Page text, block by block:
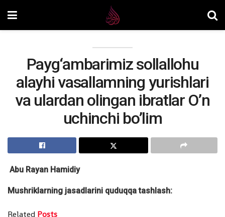
Payg‘ambarimiz sollallohu
alayhi vasallamning yurishlari
va ulardan olingan ibratlar O’n
uchinchi bo’lim
Abu Rayan Hamidiy
Mushriklarning jasadlarini quduqqa tashlash:
Related Posts